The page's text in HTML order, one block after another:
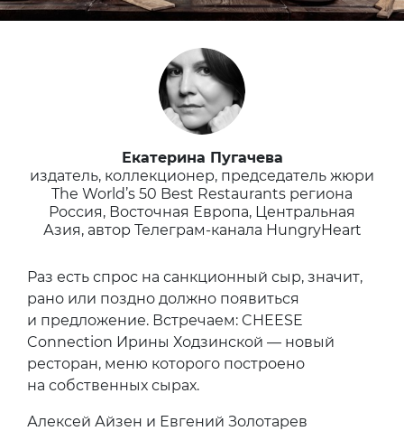
Екатерина Пугачева
издатель, коллекционер, председатель жюри
The World’s 50 Best Restaurants региона
Россия, Восточная Европа, Центральная
Азия, автор Телеграм-канала HungryHeart
Раз есть спрос на санкционный сыр, значит,
рано или поздно должно появиться
и предложение. Встречаем: CHEESE
Connection Ирины Ходзинской — новый
ресторан, меню которого построено
на собственных сырах.
Алексей Айзен и Евгений Золотарев